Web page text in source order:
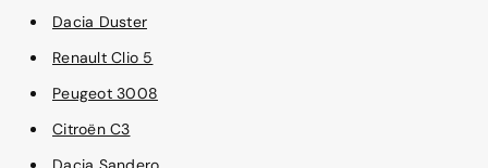
Dacia Duster
Renault Clio 5
Peugeot 3008
Citroën C3